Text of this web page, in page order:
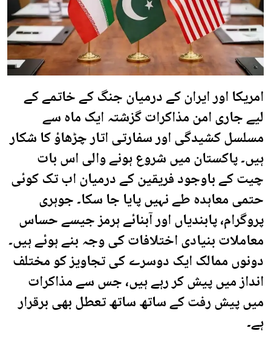
امریکا اور ایران کے درمیان جنگ کے خاتمے کے
لیے جاری امن مذاکرات گزشتہ ایک ماہ سے
مسلسل کشیدگی اور سفارتی اتار چڑھاؤ کا شکار
ہیں۔ پاکستان میں شروع ہونے والی اس بات
چیت کے باوجود فریقین کے درمیان اب تک کوئی
حتمی معاہدہ طے نہیں پایا جا سکا۔ جوہری
پروگرام، پابندیاں اور آبنائے ہرمز جیسے حساس
معاملات بنیادی اختلافات کی وجہ بنے ہوئے ہیں۔
دونوں ممالک ایک دوسرے کی تجاویز کو مختلف
انداز میں پیش کر رہے ہیں، جس سے مذاکرات
میں پیش رفت کے ساتھ ساتھ تعطل بھی برقرار
ہے۔